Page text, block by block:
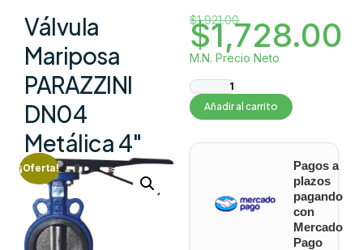
Válvula
Mariposa
PARAZZINI
DN04
Metálica 4″
¡Oferta!
$1,921.00
$1,728.00
M.N. Precio Neto
Añadir al carrito
Pagos a
plazos
pagando
con
Mercado
Pago